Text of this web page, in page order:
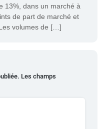
13%, dans un marché à
de part de marché et
volumes de […]
Les champs